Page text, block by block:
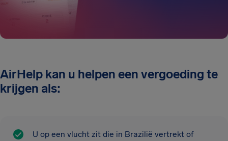
AirHelp kan u helpen een vergoeding te
krijgen als:
U op een vlucht zit die in Brazilië vertrekt of